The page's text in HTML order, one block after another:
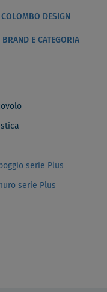
DESIGN
E CATEGORIA
serie Plus
serie Plus